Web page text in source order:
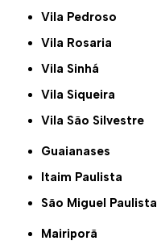
Vila Pedroso
Vila Rosaria
Vila Sinhá
Vila Siqueira
Vila São Silvestre
Guaianases
Itaim Paulista
São Miguel Paulista
Mairiporã